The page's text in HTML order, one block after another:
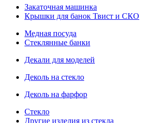
Закаточная машинка
Крышки для банок Твист и СКО
Медная посуда
Стеклянные банки
Декали для моделей
Деколь на стекло
Деколь на фарфор
Стекло
Другие изделия из стекла